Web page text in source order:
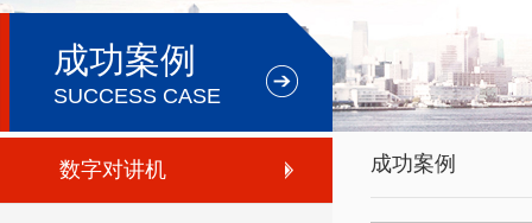
成功案例
SUCCESS CASE
数字对讲机 成功案例